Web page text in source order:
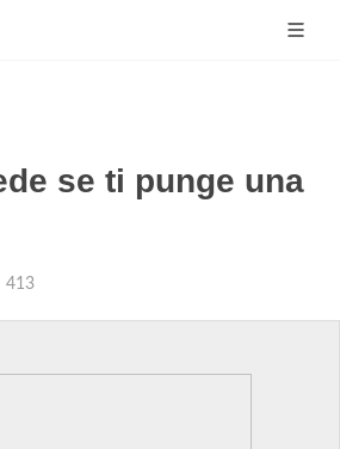
se ti punge una
413